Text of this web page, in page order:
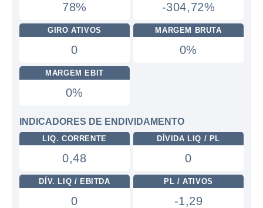
78% -304,72%
GIRO ATIVOS
0
MARGEM BRUTA
0%
MARGEM EBIT
0%
INDICADORES DE ENDIVIDAMENTO
LIQ. CORRENTE
0,48
DÍVIDA LIQ / PL
0
DÍV. LIQ / EBITDA
0
PL / ATIVOS
-1,29